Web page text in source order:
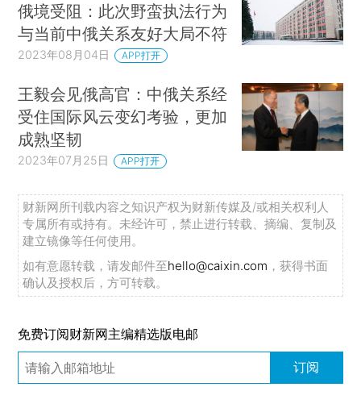
俄境受阻：此次野蛮执法行为
与当前中俄关系友好大局不符
2023年08月04日 APP打开
王毅会见俄高官：中俄关系经
受住国际风云变幻考验，更加
成熟坚韧
2023年07月25日 APP打开
财新网所刊载内容之知识产权为财新传媒及/或相关权利人
专属所有或持有。未经许可，禁止进行转载、摘编、复制及
建立镜像等任何使用。
如有意愿转载，请发邮件至hello@caixin.com ，获得书面
确认及授权后，方可转载。
免费订阅财新网主编精选版电邮
订阅